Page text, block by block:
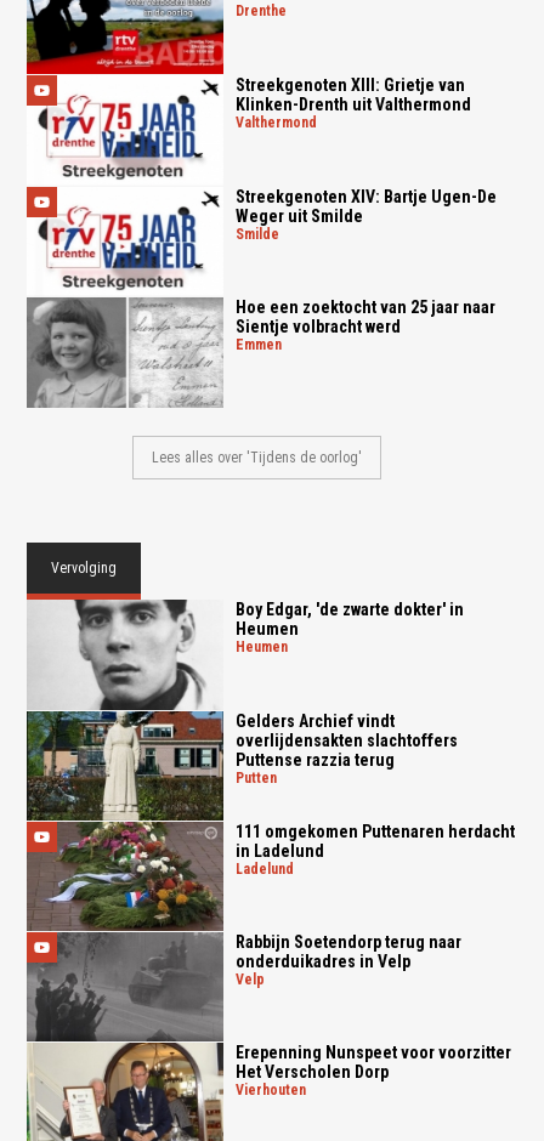
drenthe
Streekgenoten XIII: Grietje van
Klinken-Drenth uit Valthermond
valthermond
Streekgenoten XIV: Bartje Ugen-De
Weger uit Smilde
smilde
Hoe een zoektocht van 25 jaar naar
Sientje volbracht werd
emmen
Lees alles over 'Tijdens de oorlog'
Vervolging
Boy Edgar, 'de zwarte dokter' in
Heumen
heumen
Gelders Archief vindt
overlijdensakten slachtoffers
Puttense razzia terug
putten
111 omgekomen Puttenaren herdacht
in Ladelund
ladelund
Rabbijn Soetendorp terug naar
onderduikadres in Velp
velp
Erepenning Nunspeet voor voorzitter
Het Verscholen Dorp
vierhouten